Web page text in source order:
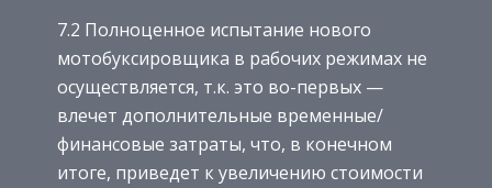
7.2 Полноценное испытание нового
мотобуксировщика в рабочих режимах не
осуществляется, т.к. это во-первых —
влечет дополнительные временные/
финансовые затраты, что, в конечном
итоге, приведет к увеличению стоимости